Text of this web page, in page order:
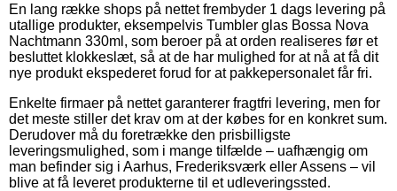
En lang række shops på nettet frembyder 1 dags levering på
utallige produkter, eksempelvis Tumbler glas Bossa Nova
Nachtmann 330ml, som beroer på at orden realiseres før et
besluttet klokkeslæt, så at de har mulighed for at nå at få dit
nye produkt ekspederet forud for at pakkepersonalet får fri.
Enkelte firmaer på nettet garanterer fragtfri levering, men for
det meste stiller det krav om at der købes for en konkret sum.
Derudover må du foretrække den prisbilligste
leveringsmulighed, som i mange tilfælde – uafhængig om
man befinder sig i Aarhus, Frederiksværk eller Assens – vil
blive at få leveret produkterne til et udleveringssted.